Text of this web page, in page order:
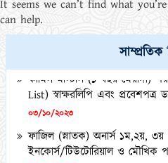
It seems we can’t find what
can help.
সাম্প্রতিক
কামিল মাস্টার্স (১ বছর মেয়াদী)
List) স্বাক্ষরলিপি এবং প্রবেশপত্র
০৩/১০/২০২৩
ফাজিল (স্নাতক) অনার্স ১ম,২য়, ৩য়
ইনকোর্স/টিউটোরিয়াল ও মৌখিক
২৭/০৯/২০২৩